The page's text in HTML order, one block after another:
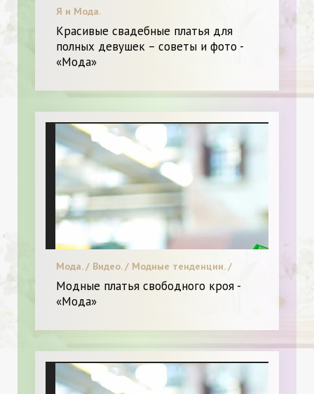
Я и Мода.
Красивые свадебные платья для
полных девушек – советы и фото -
«Мода»
Мода. / Видео. / Модные тенденции. /
Красота. / Я и Мода.
Модные платья свободного кроя -
«Мода»